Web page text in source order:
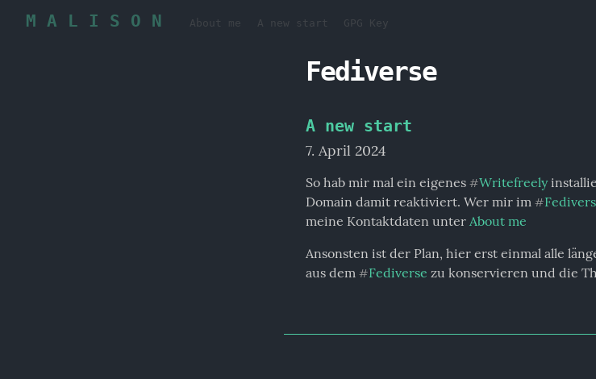
M A L I S O N About me A new start GPG Key
Fediverse
A new start
7. April 2024
So hab mir mal ein eigenes #Writefreely
Domain damit reaktiviert. Wer mir im #
meine Kontaktdaten unter About me
Ansonsten ist der Plan, hier erst einmal alle
aus dem #Fediverse zu konservieren und die